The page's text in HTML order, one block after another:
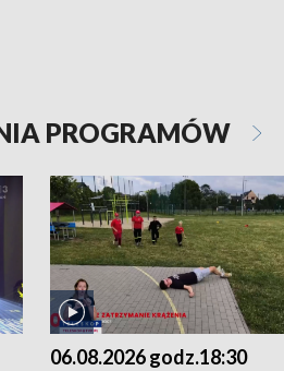
PROGRAMÓW
06.08.2026 godz.18:30